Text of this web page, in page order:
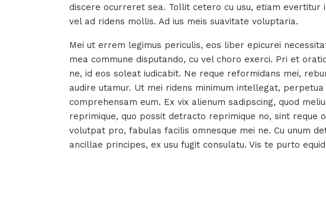
discere ocurreret sea. Tollit cetero cu usu, etiam
vel ad ridens mollis. Ad ius meis suavitate voluptaria.
Mei ut errem legimus periculis, eos liber epicurei
mea commune disputando, cu vel choro exerci. Pri et
ne, id eos soleat iudicabit. Ne reque reformidans mei,
audire utamur. Ut mei ridens minimum intellegat,
comprehensam eum. Ex vix alienum sadipscing, quod
reprimique, quo possit detracto reprimique no, sint reque
volutpat pro, fabulas facilis omnesque mei ne. Cu unum
ancillae principes, ex usu fugit consulatu. Vis te purto